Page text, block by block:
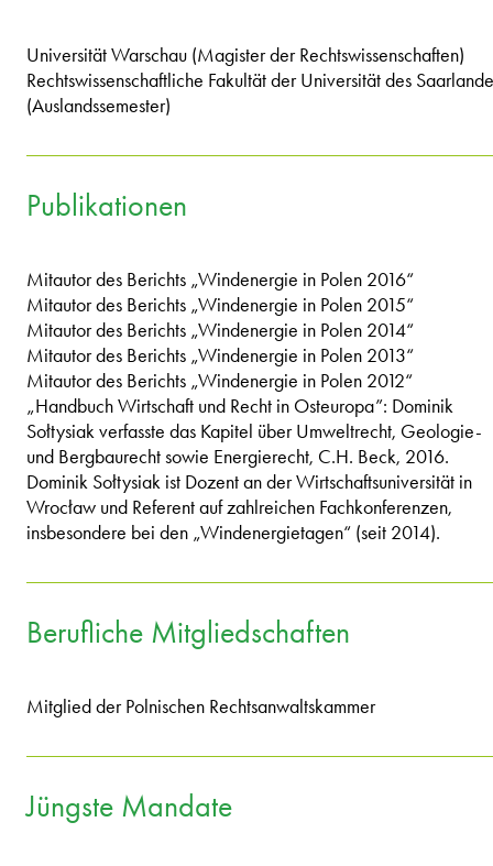
Universität Warschau (Magister der Rechtswissenschaften)
Rechtswissenschaftliche Fakultät der Universität des
(Auslandssemester)
Publikationen
Mitautor des Berichts „Windenergie in Polen 2016“
Mitautor des Berichts „Windenergie in Polen 2015“
Mitautor des Berichts „Windenergie in Polen 2014“
Mitautor des Berichts „Windenergie in Polen 2013“
Mitautor des Berichts „Windenergie in Polen 2012“
„Handbuch Wirtschaft und Recht in Osteuropa”: Dominik
Sołtysiak verfasste das Kapitel über Umweltrecht, Geologie-
und Bergbaurecht sowie Energierecht, C.H. Beck, 2016.
Dominik Sołtysiak ist Dozent an der Wirtschaftsuniversität in
Wrocław und Referent auf zahlreichen Fachkonferenzen,
insbesondere bei den „Windenergietagen“ (seit 2014).
Berufliche Mitgliedschaften
Mitglied der Polnischen Rechtsanwaltskammer
Jüngste Mandate